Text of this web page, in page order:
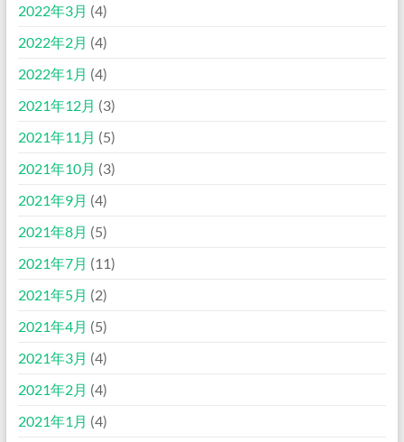
2022年3月 (4)
2022年2月 (4)
2022年1月 (4)
2021年12月 (3)
2021年11月 (5)
2021年10月 (3)
2021年9月 (4)
2021年8月 (5)
2021年7月 (11)
2021年5月 (2)
2021年4月 (5)
2021年3月 (4)
2021年2月 (4)
2021年1月 (4)